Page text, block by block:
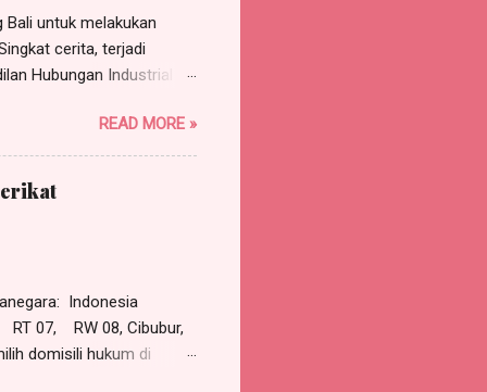
untuk melakukan
cerita, terjadi
Hubungan Industrial
118 HIR dan asas
tergugat.
dan memutus
PHI Jakarta Pusat
READ MORE »
Indonesia
07, RW 08, Cibubur,
domisili hukum di